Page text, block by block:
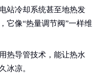
站冷却系统甚至地热发
它像“热量调节阀”一样维
热导管技术，能让热水
冰凉。